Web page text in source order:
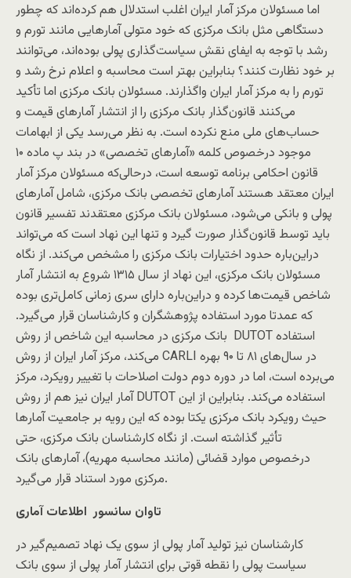
اما مسئولان مرکز آمار ایران اغلب استدلال هم کرده‌اند که چطور
دستگاهی مثل بانک مرکزی که خود متولی آمارهایی مانند تورم و
رشد با توجه به ایفای نقش سیاست‌گذاری پولی بوده‌اند، می‌توانند
بر خود نظارت کنند؟ بنابراین بهتر است محاسبه و اعلام نرخ رشد و
تورم را به مرکز آمار ایران واگذارند. مسئولان بانک مرکزی اما تأکید
می‌کنند قانون‌گذار بانک مرکزی را از انتشار آمارهای قیمت و
حساب‌های ملی منع نکرده است. به نظر می‌رسد یکی از ابهامات
موجود درخصوص کلمه «آمارهای تخصصی» در بند پ ماده ۱۰
قانون احکامی برنامه توسعه است، درحالی‌که مسئولان مرکز آمار
ایران معتقد هستند آمارهای تخصصی بانک مرکزی، شامل آمارهای
پولی و بانکی می‌شود، مسئولان بانک مرکزی معتقدند تفسیر قانون
باید توسط قانون‌گذار صورت گیرد و تنها این نهاد است که می‌تواند
دراین‌باره حدود اختیارات بانک مرکزی را مشخص می‌کند. از نگاه
مسئولان بانک مرکزی، این نهاد از سال ۱۳۱۵ شروع به انتشار آمار
شاخص قیمت‌ها کرده و دراین‌باره دارای سری زمانی کامل‌تری بوده
که عمدتا مورد استفاده پژوهشگران و کارشناسان قرار می‌گیرد.
بانک مرکزی در محاسبه این شاخص از روش DUTOT استفاده
می‌کند، مرکز آمار ایران از روش CARLI در سال‌های ۸۱ تا ۹۰ بهره
می‌برده است، اما در دوره دوم دولت اصلاحات با تغییر رویکرد، مرکز
آمار ایران نیز هم از روش DUTOT استفاده می‌کند. بنابراین از این
حیث رویکرد بانک مرکزی یکتا بوده که این رویه بر جامعیت آمارها
تأثیر گذاشته است. از نگاه کارشناسان بانک مرکزی، حتی
درخصوص موارد قضائی (مانند محاسبه مهریه)، آمارهای بانک
مرکزی مورد استناد قرار می‌گیرد.
تاوان سانسور اطلاعات آماری
کارشناسان نیز تولید آمار پولی از سوی یک نهاد تصمیم‌گیر در
سیاست پولی را نقطه قوتی برای انتشار آمار پولی از سوی بانک